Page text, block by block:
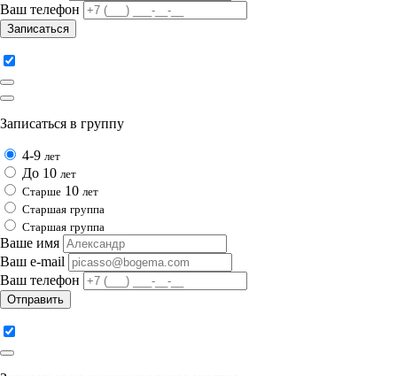
Ваш телефон
Записаться
Записаться в группу
4-9 лет
До 10 лет
Cтарше 10 лет
Cтаршая группа
Cтаршая группа
Ваше имя
Ваш e-mail
Ваш телефон
Отправить